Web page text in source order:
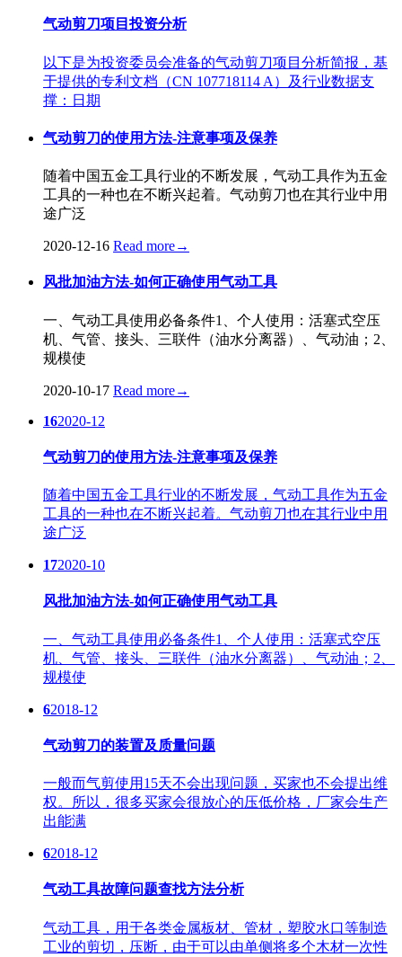
气动剪刀项目投资分析
以下是为投资委员会准备的气动剪刀项目分析简报，基
于提供的专利文档（CN 107718114 A）及行业数据支
撑：日期
气动剪刀的使用方法-注意事项及保养
随着中国五金工具行业的不断发展，气动工具作为五金
工具的一种也在不断兴起着。气动剪刀也在其行业中用
途广泛
2020-12-16 Read more→
风批加油方法-如何正确使用气动工具
一、气动工具使用必备条件1、个人使用：活塞式空压
机、气管、接头、三联件（油水分离器）、气动油；2、
规模使
2020-10-17 Read more→
162020-12
气动剪刀的使用方法-注意事项及保养
随着中国五金工具行业的不断发展，气动工具作为五金
工具的一种也在不断兴起着。气动剪刀也在其行业中用
途广泛
172020-10
风批加油方法-如何正确使用气动工具
一、气动工具使用必备条件1、个人使用：活塞式空压
机、气管、接头、三联件（油水分离器）、气动油；2、
规模使
62018-12
气动剪刀的装置及质量问题
一般而气剪使用15天不会出现问题，买家也不会提出维
权。所以，很多买家会很放心的压低价格，厂家会生产
出能满
62018-12
气动工具故障问题查找方法分析
气动工具，用于各类金属板材、管材，塑胶水口等制造
工业的剪切，压断，由于可以由单侧将多个木材一次性